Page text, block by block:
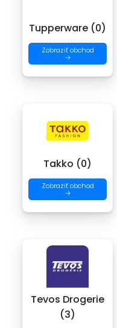
Tupperware (0)
Zobraziť obchod
→
Takko (0)
Zobraziť obchod
→
Tevos Drogerie
(3)